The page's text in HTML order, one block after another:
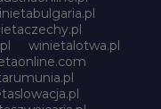
winietalotwa.pl